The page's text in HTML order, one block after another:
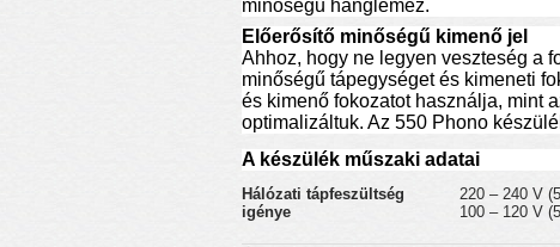
minőségű hanglemez.
Előerősítő minőségű kimenő jel
Ahhoz, hogy ne legyen veszteség a
minőségű tápegységet és kimeneti
és kimenő fokozatot használja, mint
optimalizáltuk. Az 550 Phono
A készülék műszaki adatai
Hálózati tápfeszültség
igénye
220 – 240 V
100 – 120 V